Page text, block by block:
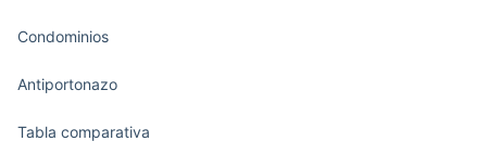
Condominios
Antiportonazo
Tabla comparativa